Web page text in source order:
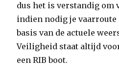
dus het is verstandig om
indien nodig je vaarroute
basis van de actuele
Veiligheid staat altijd
een RIB boot.